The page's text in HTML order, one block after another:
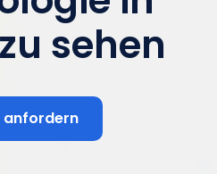
sehen
anfordern